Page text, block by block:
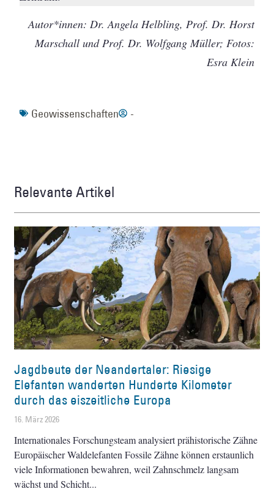
Autor*innen: Dr. Angela Helbling, Prof. Dr. Horst
Marschall und Prof. Dr. Wolfgang Müller; Fotos:
Esra Klein
Geowissenschaften -
Relevante Artikel
Jagdbeute der Neandertaler: Riesige
Elefanten wanderten Hunderte Kilometer
durch das eiszeitliche Europa
16. März 2026
Internationales Forschungsteam analysiert prähistorische Zähne
Europäischer Waldelefanten Fossile Zähne können erstaunlich
viele Informationen bewahren, weil Zahnschmelz langsam
wächst und Schicht